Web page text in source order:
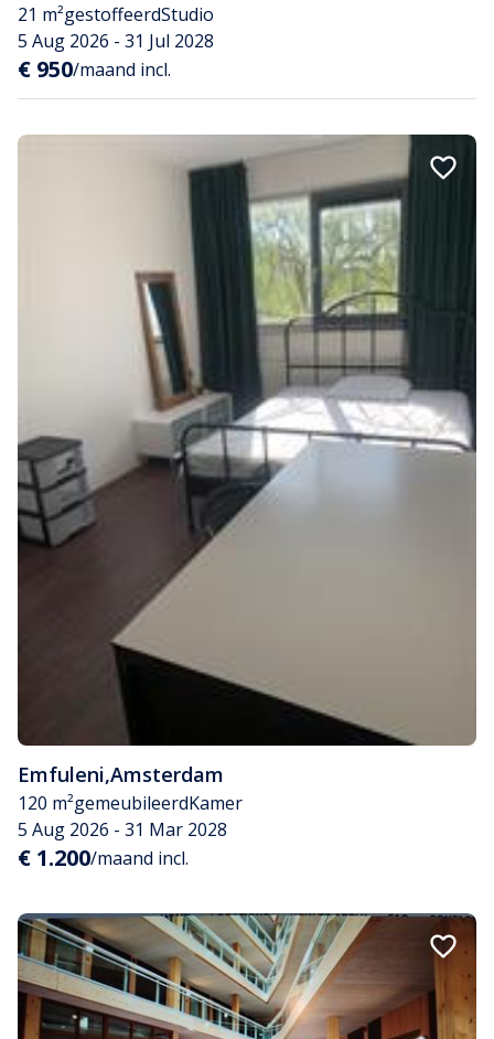
21 m²gestoffeerdStudio
5 Aug 2026 - 31 Jul 2028
€ 950/maand incl.
Emfuleni,Amsterdam
120 m²gemeubileerdKamer
5 Aug 2026 - 31 Mar 2028
€ 1.200/maand incl.